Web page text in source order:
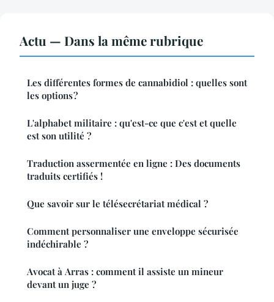
Actu — Dans la même rubrique
Les différentes formes de cannabidiol : quelles sont
les options ?
L'alphabet militaire : qu'est-ce que c'est et quelle
est son utilité ?
Traduction assermentée en ligne : Des documents
traduits certifiés !
Que savoir sur le télésecrétariat médical ?
Comment personnaliser une enveloppe sécurisée
indéchirable ?
Avocat à Arras : comment il assiste un mineur
devant un juge ?